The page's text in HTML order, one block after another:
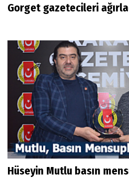
Gorget gazetecileri
Hüseyin Mutlu basın